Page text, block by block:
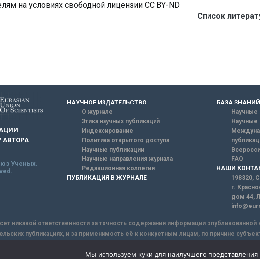
на условиях свободной лицензии CC BY-ND
Список
АВТОРА
Ученых.
НАУЧНОЕ ИЗДАТЕЛЬСТВО
О журнале
Этика научных публикаций
Индексирование
Политика открытого доступа
Научные публикации
Научные направления журнала
Редакционная коллегия
ПУБЛИКАЦИЯ В ЖУРНАЛЕ
БАЗА ЗНАНИЙ
Научные
Научные
FAQ
НАШИ
198320,
г.
дом 44,
никакой ответственности за точность содержания информации
публикациях, и за применимость её к конкретным лицам, по причине
Мы используем куки для наилучшего представления